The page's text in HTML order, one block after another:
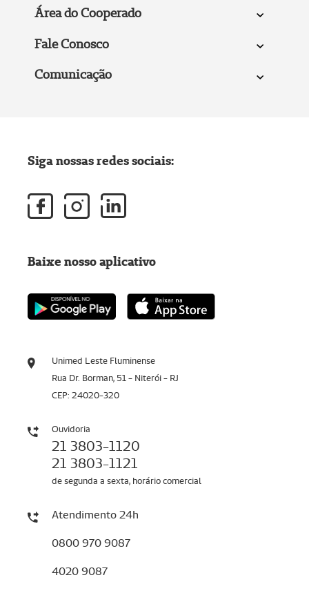
Área do Cooperado
Fale Conosco
Comunicação
Unimed Leste Fluminense
Rua Dr. Borman, 51 - Niterói - RJ
CEP: 24020-320
Ouvidoria
21 3803-1120
21 3803-1121
de segunda a sexta, horário comercial
Atendimento 24h
0800 970 9087
4020 9087
Siga nossas redes sociais:
Baixe nosso aplicativo